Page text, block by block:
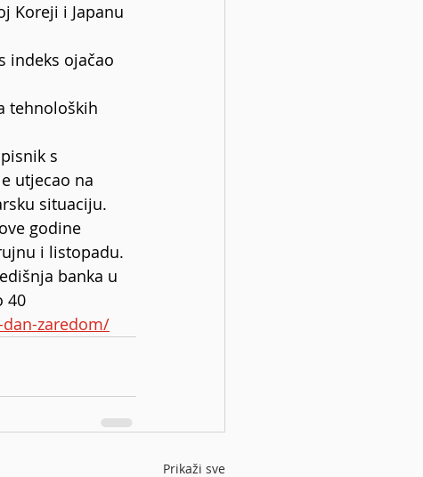
Koreji i Japanu
indeks ojačao
tehnoloških
s
utjecao na
situaciju.
godine
i listopadu.
banka u
40
zaredom/
Prikaži sve